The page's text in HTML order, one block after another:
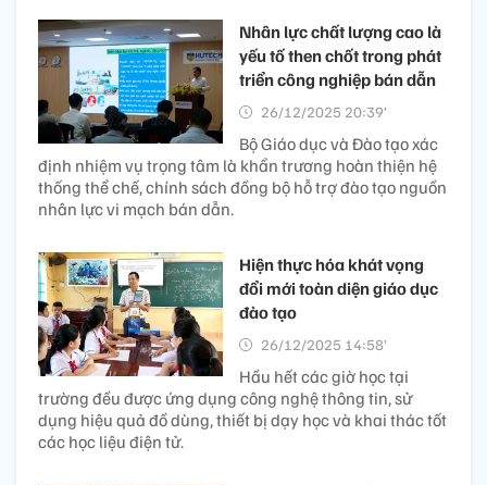
Nhân lực chất lượng cao là
yếu tố then chốt trong phát
triển công nghiệp bán dẫn
26/12/2025 20:39’
Bộ Giáo dục và Đào tạo xác
định nhiệm vụ trọng tâm là khẩn trương hoàn thiện hệ
thống thể chế, chính sách đồng bộ hỗ trợ đào tạo nguồn
nhân lực vi mạch bán dẫn.
Hiện thực hóa khát vọng
đổi mới toàn diện giáo dục
đào tạo
26/12/2025 14:58’
Hầu hết các giờ học tại
trường đều được ứng dụng công nghệ thông tin, sử
dụng hiệu quả đồ dùng, thiết bị dạy học và khai thác tốt
các học liệu điện tử.